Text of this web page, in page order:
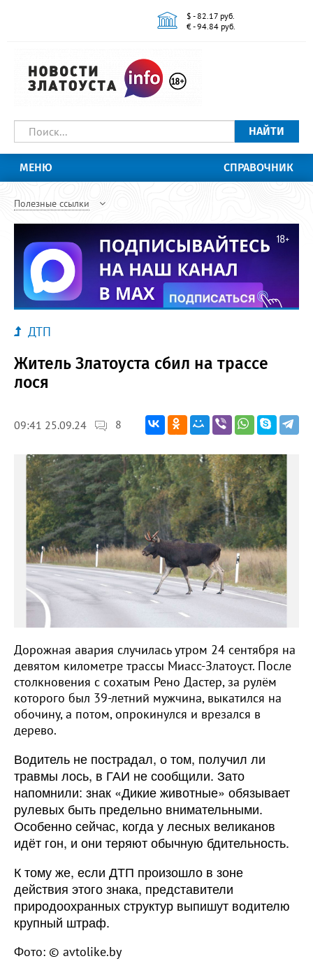
$ - 82.17 руб.
€ - 94.84 руб.
НАЙТИ
МЕНЮ СПРАВОЧНИК
Полезные ссылки
ДТП
Житель Златоуста сбил на трассе
лося
09:41 25.09.24 8
Дорожная авария случилась утром 24 сентября на
девятом километре трассы Миасс-Златоуст. После
столкновения с сохатым Рено Дастер, за рулём
которого был 39-летний мужчина, выкатился на
обочину, а потом, опрокинулся и врезался в
дерево.
Водитель не пострадал, о том, получил ли
травмы лось, в ГАИ не сообщили. Зато
напомнили: знак «Дикие животные» обязывает
рулевых быть предельно внимательными.
Особенно сейчас, когда у лесных великанов
идёт гон, и они теряют обычную бдительность.
К тому же, если ДТП произошло в зоне
действия этого знака, представители
природоохранных структур выпишут водителю
крупный штраф.
Фото: © avtolike.by